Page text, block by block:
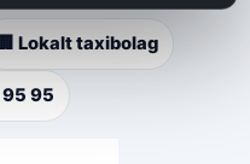
🏢 Lokalt taxibolag
95 95